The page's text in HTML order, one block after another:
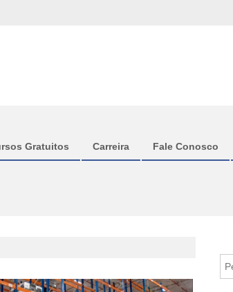
Gratuitos Carreira Fale Conosco